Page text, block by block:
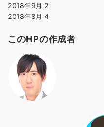
2018年9月 2
2018年8月 4
このHPの作成者